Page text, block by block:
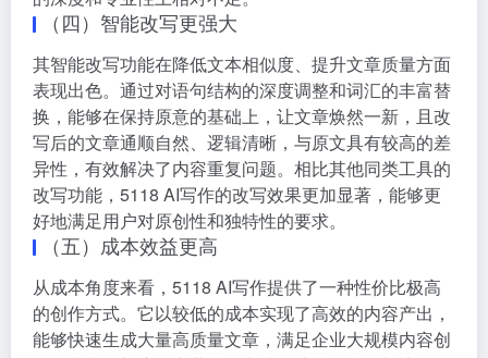
（四）智能改写更强大
其智能改写功能在降低文本相似度、提升文章质量方面
表现出色。通过对语句结构的深度调整和词汇的丰富替
换，能够在保持原意的基础上，让文章焕然一新，且改
写后的文章通顺自然、逻辑清晰，与原文具有较高的差
异性，有效解决了内容重复问题。相比其他同类工具的
改写功能，5118 AI写作的改写效果更加显著，能够更
好地满足用户对原创性和独特性的要求。
（五）成本效益更高
从成本角度来看，5118 AI写作提供了一种性价比极高
的创作方式。它以较低的成本实现了高效的内容产出，
能够快速生成大量高质量文章，满足企业大规模内容创